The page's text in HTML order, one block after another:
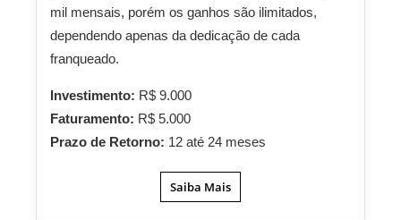
mil mensais, porém os ganhos são ilimitados,
dependendo apenas da dedicação de cada
franqueado.
Investimento: R$ 9.000
Faturamento: R$ 5.000
Prazo de Retorno: 12 até 24 meses
Saiba Mais